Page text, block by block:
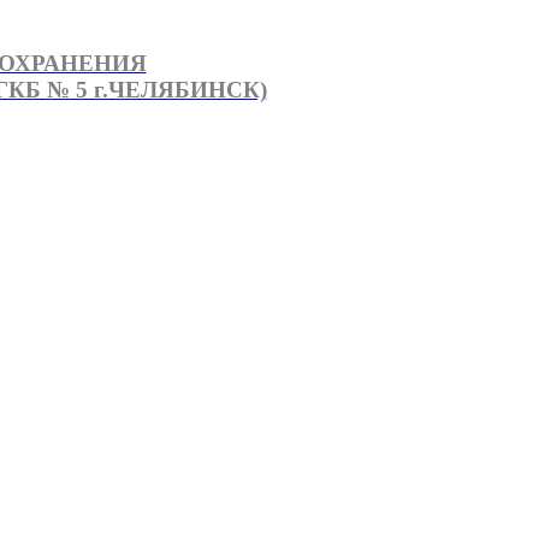
№ 5 г.ЧЕЛЯБИНСК)